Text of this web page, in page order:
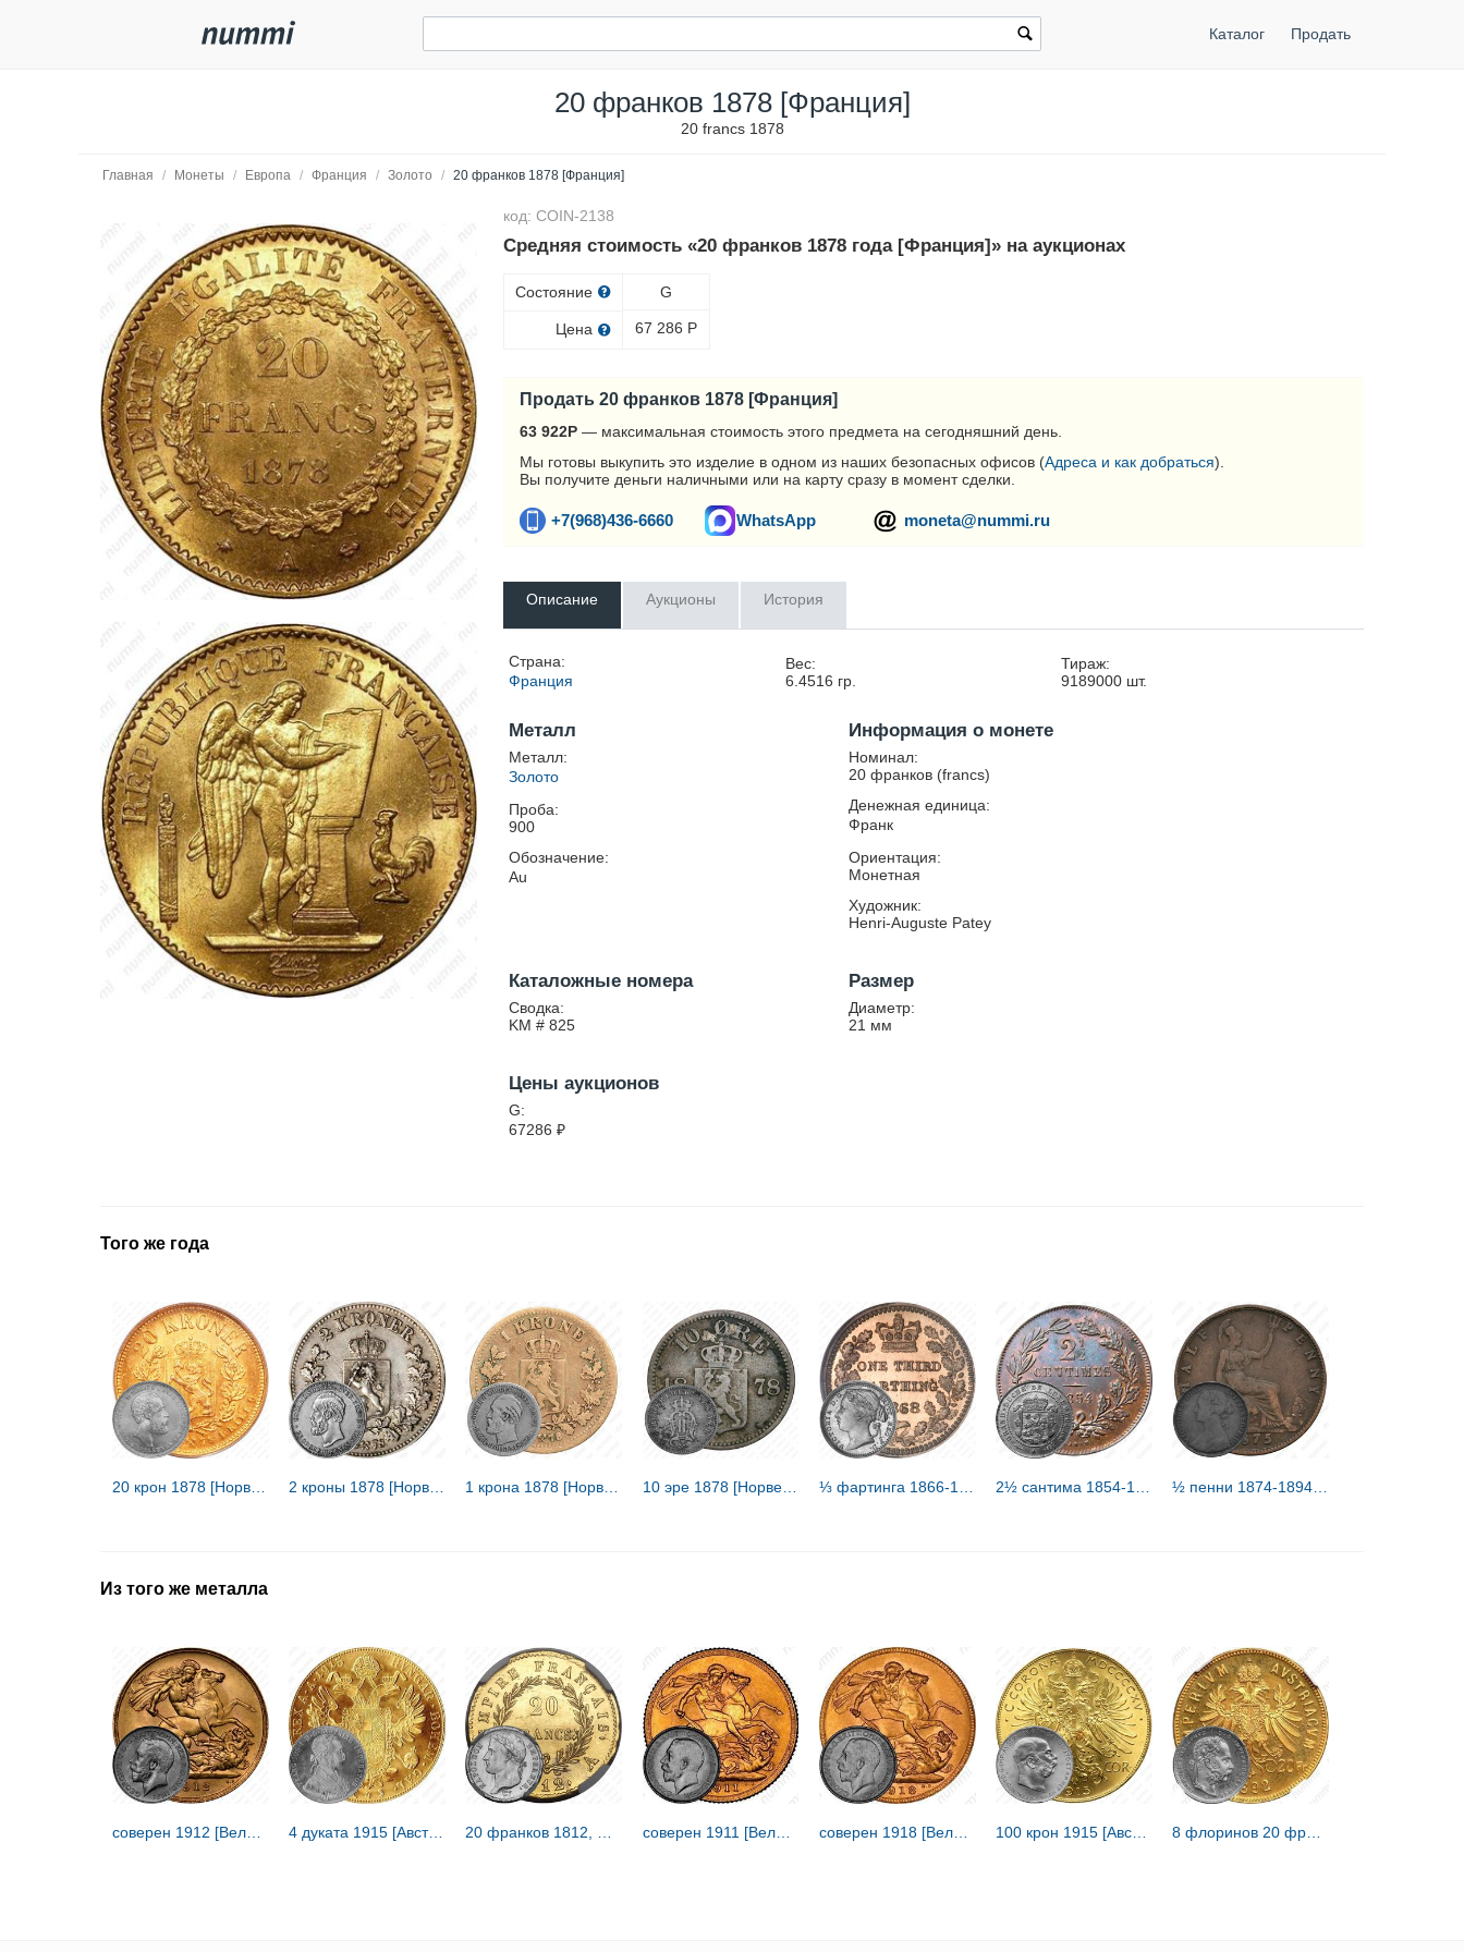
Каталог Продать
20 франков 1878 [Франция]
20 francs 1878
Главная / Монеты / Европа / Франция / Золото / 20 франков 1878 [Франция]
код: COIN-2138
Средняя стоимость «20 франков 1878 года [Франция]» на аукционах
Состояние
Цена
G
67 286 Р
Продать 20 франков 1878 [Франция]
63 922Р — максимальная стоимость этого предмета на сегодняшний день.
Мы готовы выкупить это изделие в одном из наших безопасных офисов (Адреса и как добраться).
Вы получите деньги наличными или на карту сразу в момент сделки.
+7(968)436-6660 WhatsApp moneta@nummi.ru
Описание Аукционы История
Страна:
Франция
Вес:
6.4516 гр.
Тираж:
9189000 шт.
Металл
Металл:
Золото
Проба:
900
Обозначение:
Au
Информация о монете
Номинал:
20 франков (francs)
Денежная единица:
Франк
Ориентация:
Монетная
Художник:
Henri-Auguste Patey
Каталожные номера
Сводка:
KM # 825
Размер
Диаметр:
21 мм
Цены аукционов
G:
67286 ₽
Того же года
10 эре 1878 [Норвегия]
Из того же металла
4 дуката 1915 [Австрия / Австро-Венгрия] соверен 1911 [Великобритания] соверен 1918 [Великобритания]